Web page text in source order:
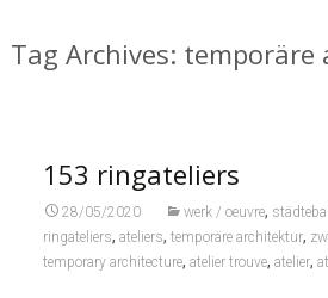
Tag Archives:
153 ringateliers
28/05/2020 werk / oeuvre,
ringateliers, ateliers, temporäre architektur,
temporary architecture, atelier trouve, atelier,